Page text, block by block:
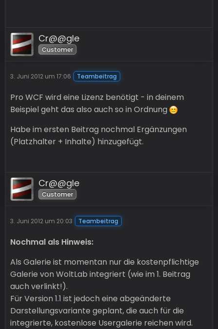
Cr@@gle
Customer
3. Juni 2012 um 17:06 Teambeitrag
Pro WCF wird eine Lizenz benötigt - in deinem
Beispiel geht das also auch so in Ordnung
Habe im ersten Beitrag nochmal Ergänzungen
(Platzhalter + Inhalte) hinzugefügt.
Cr@@gle
Customer
3. Juni 2012 um 20:03 Teambeitrag
Nochmal als Hinweis:
Als Galerie ist momentan nur die kostenpflichtige
Galerie von WoltLab integriert (wie im 1. Beitrag
auch verlinkt!).
Für Version 1.1 ist jedoch eine abgeänderte
Darstellungsvariante geplant, die auch für die
integrierte, kostenlose Usergalerie reichen wird.